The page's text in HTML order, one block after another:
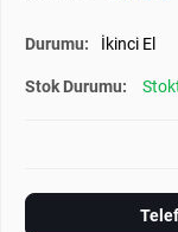
Durumu: İkinci El
Stok Durumu: